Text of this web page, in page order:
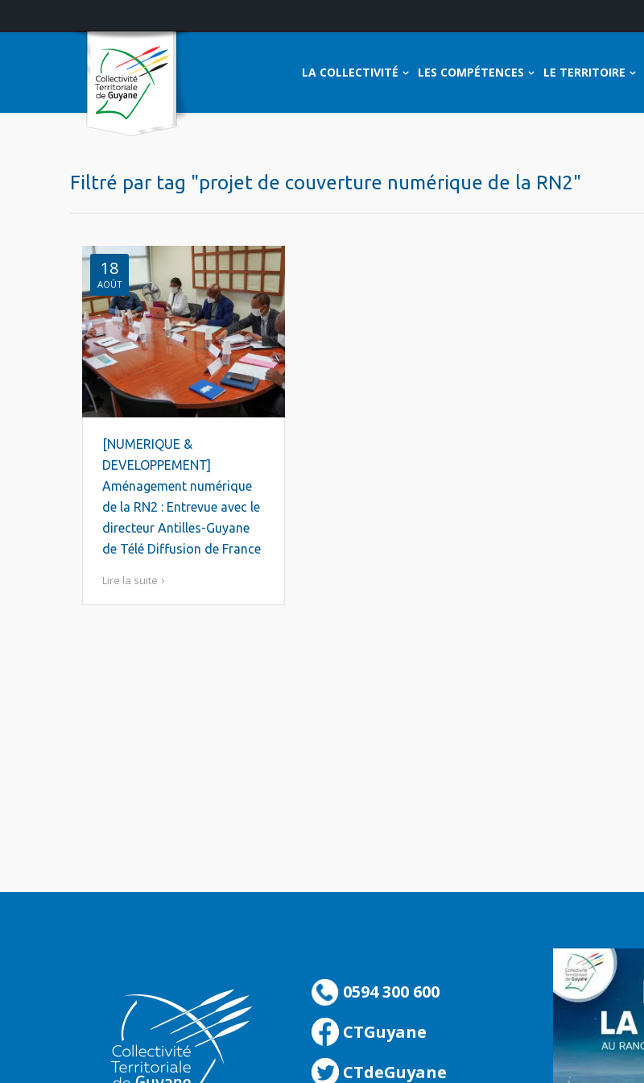
LA COLLECTIVITÉ LES COMPÉTENCES LE TERRITOIRE
Filtré par tag "projet de couverture numérique de la RN2"
18
AOÛT
[NUMERIQUE &
DEVELOPPEMENT]
Aménagement numérique
de la RN2 : Entrevue avec le
directeur Antilles-Guyane
de Télé Diffusion de France
Lire la suite
0594 300 600
CTGuyane
CTdeGuyane